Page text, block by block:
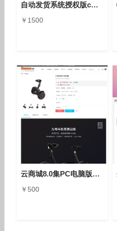
自动发货系统授权版cms20 亲测可用
￥1500
云商城8.0集PC电脑版＋微信端＋手机版于一体的三合一云商城系统
￥500